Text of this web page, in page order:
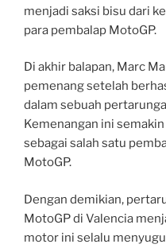
menjadi saksi bisu dari
para pembalap MotoGP.
Di akhir balapan, Marc
pemenang setelah
dalam sebuah
Kemenangan ini
sebagai salah satu
MotoGP.
Dengan demikian,
MotoGP di Valencia
motor ini selalu